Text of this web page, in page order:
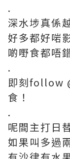
.
深水埗真係
好多都好啱
啲嘢食都唔
.
即刻follow
食！
.
呢間主打日
如果叫多過